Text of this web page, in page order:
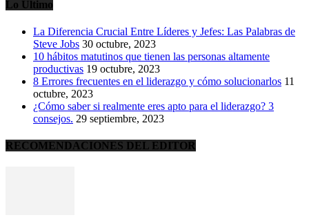
Lo Último
La Diferencia Crucial Entre Líderes y Jefes: Las Palabras de
Steve Jobs 30 octubre, 2023
10 hábitos matutinos que tienen las personas altamente
productivas 19 octubre, 2023
8 Errores frecuentes en el liderazgo y cómo solucionarlos 11
octubre, 2023
¿Cómo saber si realmente eres apto para el liderazgo? 3
consejos. 29 septiembre, 2023
RECOMENDACIONES DEL EDITOR